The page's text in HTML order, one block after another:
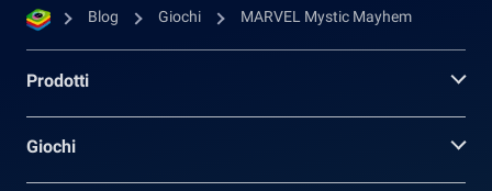
Blog Giochi MARVEL Mystic Mayhem
Prodotti
Giochi